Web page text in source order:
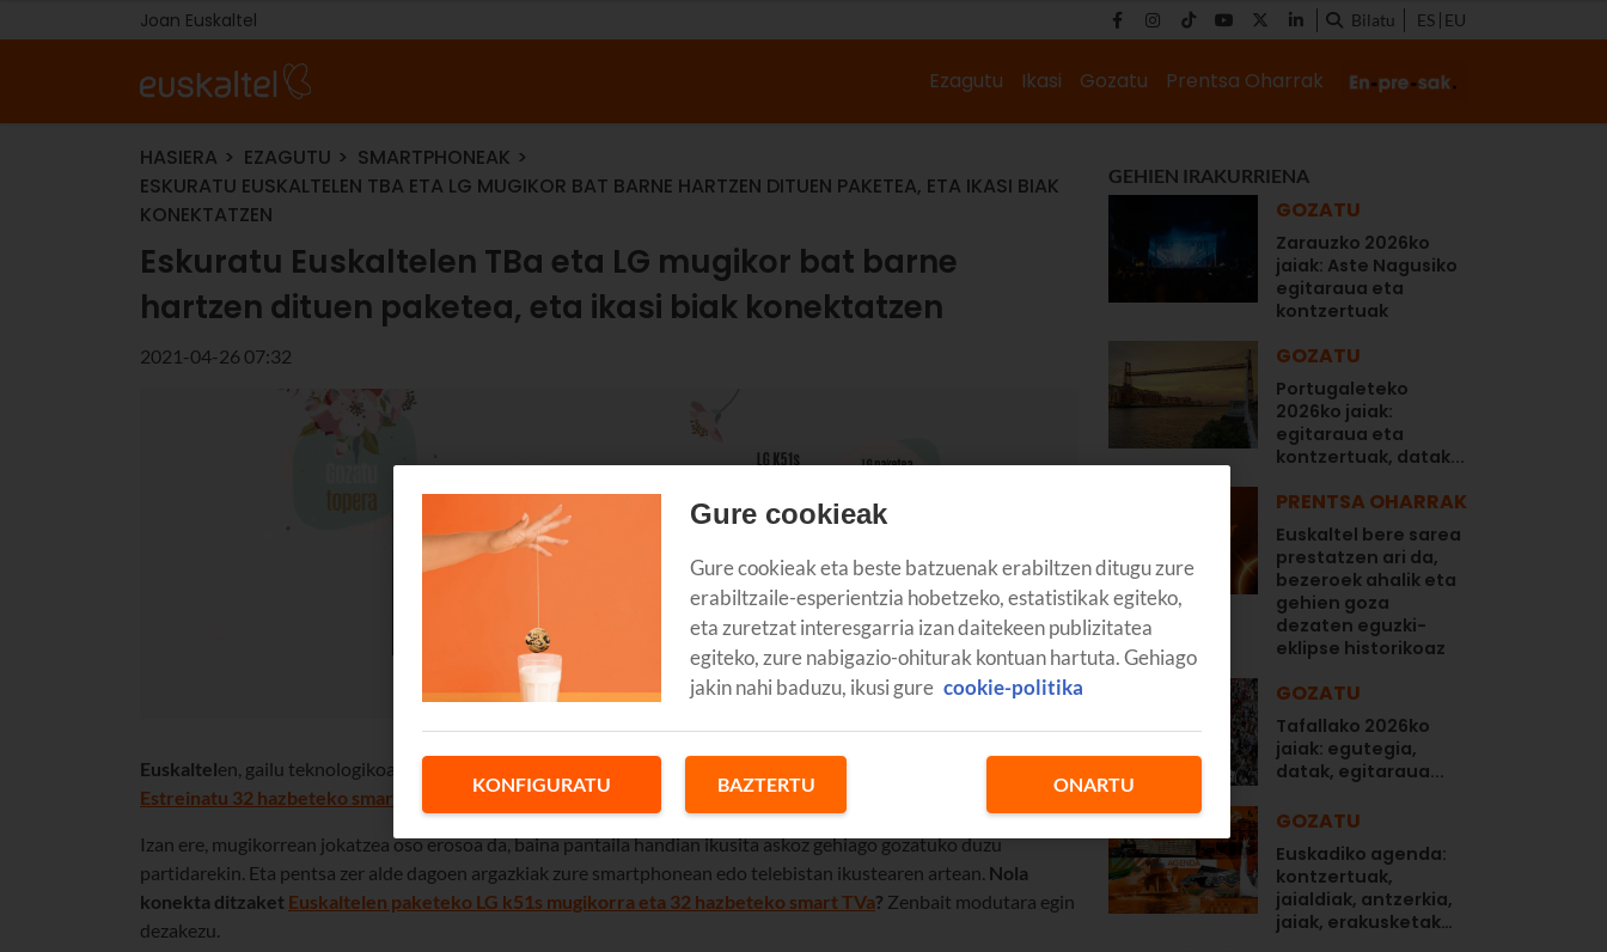
Joan Euskaltel Bilatu ES EU
Ezagutu Ikasi Gozatu Prentsa Oharrak
HASIERA EZAGUTU
SMARTPHONEAK
ESKURATU EUSKALTELEN TBA ETA LG MUGIKOR BAT BARNE HARTZEN DITUEN PAKETEA, ETA IKASI BIAK
KONEKTATZEN
Eskuratu Euskaltelen TBa eta LG mugikor bat barne
hartzen dituen paketea, eta ikasi biak konektatzen
2021-04-26 07:32
Euskaltelen, gailu teknologikoak berritzen lagunduko dizugu, are gehiago goza dezazun etxean aisialdiaz.
Estreinatu 32 hazbeteko smart TV bat eta LG k51s mugikor bat
, eta nola konekta ditzakezun erakutsiko dizugu ?.
Izan ere, mugikorrean jokatzea oso erosoa da, baina pantaila handian ikusita askoz gehiago gozatuko duzu
partidarekin. Eta pentsa zer alde dagoen argazkiak zure smartphonean edo telebistan ikustearen artean. Nola
konekta ditzaket Euskaltelen paketeko LG k51s mugikorra eta 32 hazbeteko smart TVa? Zenbait modutara egin
dezakezu.
GEHIEN IRAKURRIENA
GOZATU
Zarauzko 2026ko
jaiak: Aste Nagusiko
egitaraua eta
kontzertuak
GOZATU
Portugaleteko
2026ko jaiak:
egitaraua eta
kontzertuak, datak...
PRENTSA OHARRAK
Euskaltel bere sarea
prestatzen ari da,
bezeroek ahalik eta
gehien goza
dezaten eguzki-
eklipse historikoaz
GOZATU
Tafallako 2026ko
jaiak: egutegia,
datak, egitaraua...
GOZATU
Euskadiko agenda:
kontzertuak,
jaialdiak, antzerkia,
jaiak, erakusketak…
Gure cookieak
Gure cookieak eta beste batzuenak erabiltzen ditugu zure
erabiltzaile-esperientzia hobetzeko, estatistikak egiteko,
eta zuretzat interesgarria izan daitekeen publizitatea
egiteko, zure nabigazio-ohiturak kontuan hartuta. Gehiago
jakin nahi baduzu, ikusi gure cookie-politika
KONFIGURATU BAZTERTU ONARTU